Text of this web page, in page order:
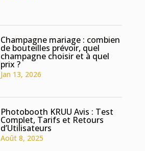
Champagne mariage : combien
de bouteilles prévoir, quel
champagne choisir et à quel
prix ?
Jan 13, 2026
Photobooth KRUU Avis : Test
Complet, Tarifs et Retours
d’Utilisateurs
Août 8, 2025